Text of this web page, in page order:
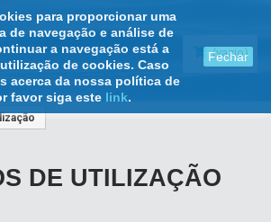
para proporcionar uma
de navegação e análise de
a navegação está a
de cookies. Caso
acerca da nossa política de
favor siga este link.
Fechar
(vazio)
DE UTILIZAÇÃO